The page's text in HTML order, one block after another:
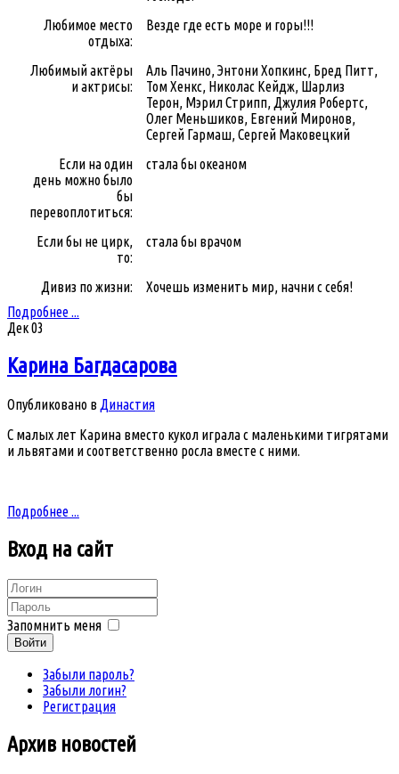
Любимое место
отдыха:
Везде где есть море и горы!!!
Любимый актёры
и актрисы:
Аль Пачино, Энтони Хопкинс, Бред Питт,
Том Хенкс, Николас Кейдж, Шарлиз
Терон, Мэрил Стрипп, Джулия Робертс,
Олег Mеньшиков, Евгений Миронов,
Сергей Гармаш, Сергей Маковецкий
Если на один
день можно было
бы
перевоплотиться:
стала бы океаном
Если бы не цирк,
то:
стала бы врачом
Дивиз по жизни:
Хочешь изменить мир, начни с себя!
Подробнее ...
Дек03
Карина Багдасарова
Опубликовано в Династия
С малых лет Карина вместо кукол играла с маленькими тигрятами
и львятами и соответственно росла вместе с ними.
Подробнее ...
Вход на сайт
Запомнить меня
Войти
Забыли пароль?
Забыли логин?
Регистрация
Архив новостей